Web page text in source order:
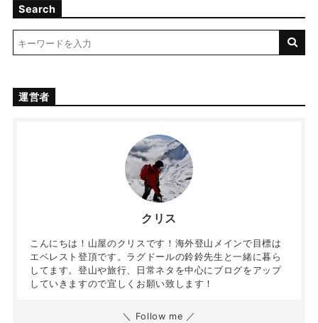
Search
運営者
クリス
こんにちは！山屋のクリスです！海外登山メインで目標は
エベレスト登頂です。ラグドールの鈴鈴先生と一緒に暮ら
してます。登山や旅行、日常ネタを中心にブログをアップ
していきますので宜しくお願い致します！
＼ Follow me ／